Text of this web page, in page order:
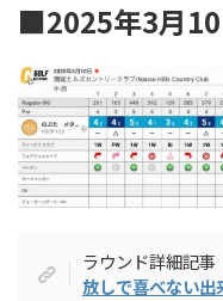
■2025年3月
ラウンド詳細記事
放しで喜べない